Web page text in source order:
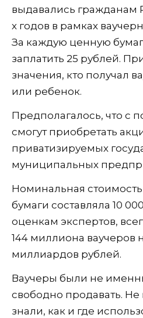
выдавались гражданам
х годов в рамках
За каждую ценную
заплатить 25 рублей.
значения, кто получал
или ребенок.
Предполагалось, что с
смогут приобретать
приватизируемых
муниципальных
Номинальная
бумаги составляла 10
оценкам экспертов,
144 миллиона ваучеров
миллиардов рублей.
Ваучеры были не
свободно продавать. Не
знали, как и где